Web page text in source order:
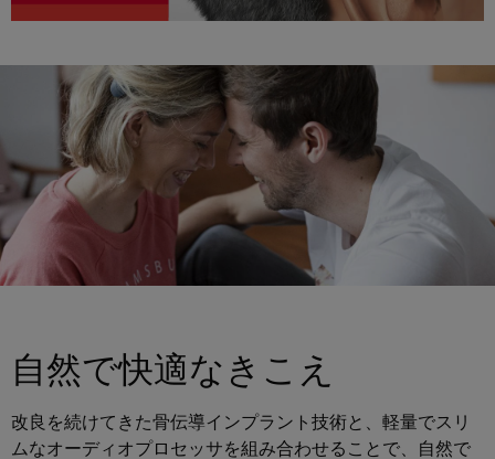
自然で快適なきこえ
改良を続けてきた骨伝導インプラント技術と、軽量でスリ
ムなオーディオプロセッサを組み合わせることで、自然で